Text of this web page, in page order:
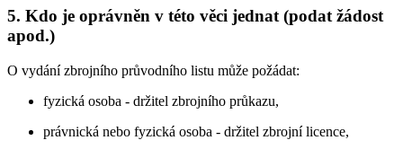
5. Kdo je oprávněn v této věci jednat (podat žádost
apod.)
O vydání zbrojního průvodního listu může požádat:
fyzická osoba - držitel zbrojního průkazu,
právnická nebo fyzická osoba - držitel zbrojní licence,